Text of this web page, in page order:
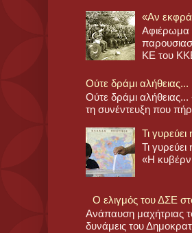
«Αν
Αφιέρωμα
ΚΕ του
Ούτε δράμι αλήθειας...
Ούτε δράμι
τη συνέντευξη που
Τι
Τι
«Η
Ο ελιγμός του ΔΣΕ
Ανάπαυση μαχήτριας
δυνάμεις του